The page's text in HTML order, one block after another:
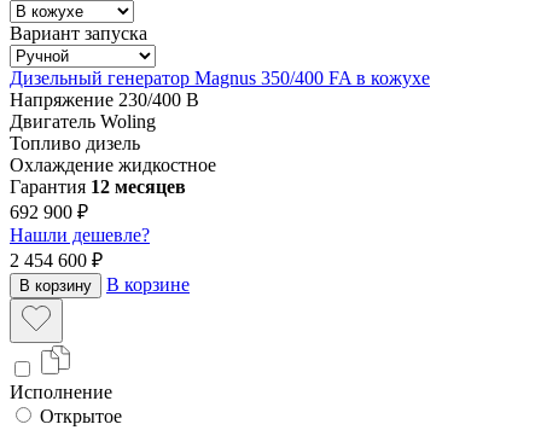
Вариант запуска
Дизельный генератор Magnus 350/400 FA в кожухе
Напряжение 230/400 В
Двигатель Woling
Топливо дизель
Охлаждение жидкостное
Гарантия 12 месяцев
692 900 ₽
Нашли дешевле?
2 454 600 ₽
В корзину В корзине
Исполнение
Открытое